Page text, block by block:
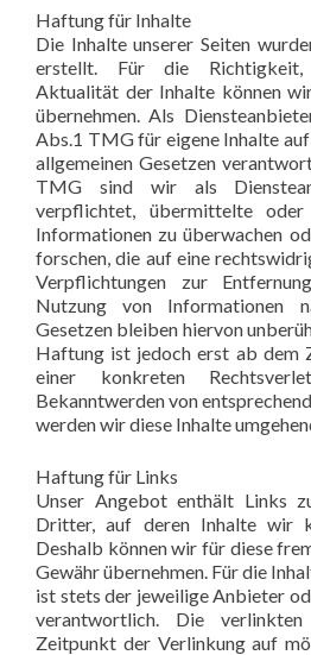
Haftung für Inhalte
Die Inhalte unserer Seiten
erstellt. Für die Richtigkeit,
Aktualität der Inhalte können
übernehmen. Als
Abs.1 TMG für eigene Inhalte auf
allgemeinen Gesetzen
TMG sind wir als
verpflichtet, übermittelte oder
Informationen zu überwachen
forschen, die auf eine
Verpflichtungen zur
Nutzung von Informationen
Gesetzen bleiben hiervon
Haftung ist jedoch erst ab dem
einer konkreten
Bekanntwerden von
werden wir diese Inhalte
Haftung für Links
Unser Angebot enthält Links
Dritter, auf deren Inhalte wir
Deshalb können wir für diese
Gewähr übernehmen. Für die
ist stets der jeweilige Anbieter
verantwortlich. Die
Zeitpunkt der Verlinkung auf